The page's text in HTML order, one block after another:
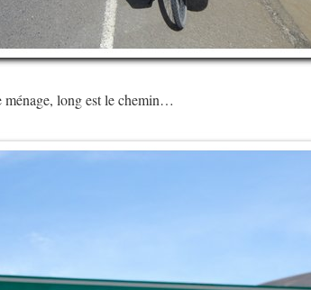
ménage, long est le chemin…